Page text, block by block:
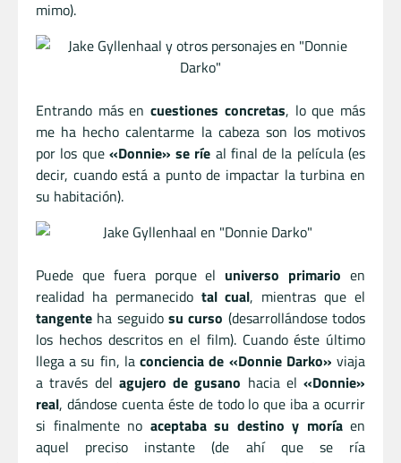
mimo).
Entrando más encuestiones concretas, lo que más
me ha hecho calentarme la cabeza son los motivos
por los que «Donnie» se ríe al final de la película (es
decir, cuando está a punto de impactar la turbina en
su habitación).
Puede que fuera porque el universo primario en
realidad ha permanecido tal cual, mientras que el
tangente ha seguido su curso (desarrollándose todos
los hechos descritos en el film). Cuando éste último
llega a su fin, laconciencia de «Donnie Darko» viaja
a través del agujero de gusano hacia el «Donnie»
real, dándose cuenta éste de todo lo que iba a ocurrir
si finalmente no aceptaba su destino y moríaen
aquel preciso instante (de ahí que se ría